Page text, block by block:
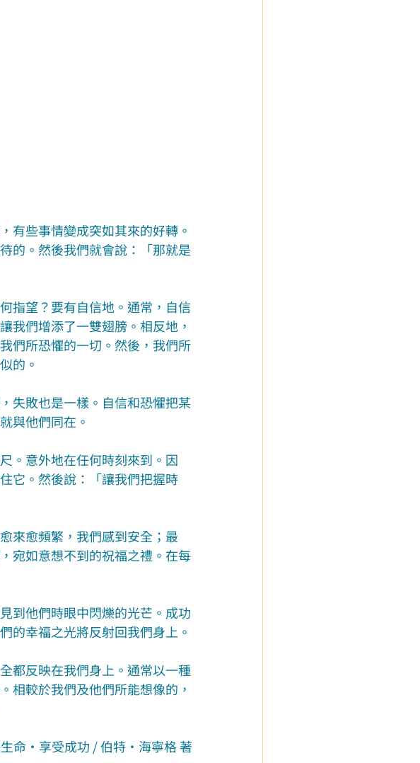
有些事情變成突如其來的好轉。
的。然後我們就會說：「那就是
指望？要有自信地。通常，自信
我們增添了一雙翅膀。相反地，
們所恐懼的一切。然後，我們所
的。
失敗也是一樣。自信和恐懼把某
與他們同在。
。意外地在任何時刻來到。因
它。然後說：「讓我們把握時
來愈頻繁，我們感到安全；最
宛如意想不到的祝福之禮。在每
到他們時眼中閃爍的光芒。成功
的幸福之光將反射回我們身上。
都反映在我們身上。通常以一種
相較於我們及他們所能想像的，
命‧享受成功 / 伯特‧海寧格 著